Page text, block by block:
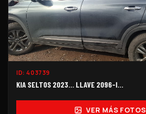
ID: 403739
KIA SELTOS 2023... LLAVE 2096-I...
VER MÁS FOTOS